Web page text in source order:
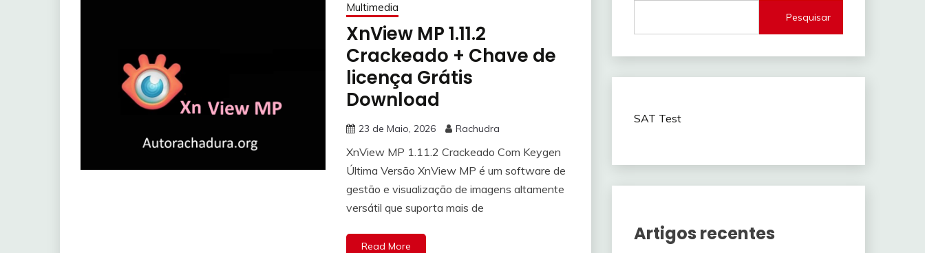
Multimedia
XnView MP 1.11.2
Crackeado + Chave de
licença Grátis
Download
23 de Maio, 2026 Rachudra
XnView MP 1.11.2 Crackeado Com Keygen
Última Versão XnView MP é um software de
gestão e visualização de imagens altamente
versátil que suporta mais de
Read More
Pesquisar
SAT Test
Artigos recentes